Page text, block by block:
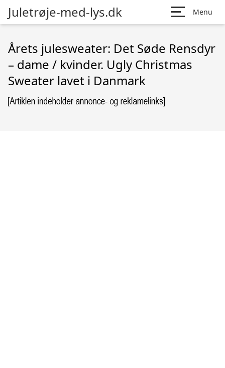
Juletrøje-med-lys.dk Menu
Årets julesweater: Det Søde Rensdyr
– dame / kvinder. Ugly Christmas
Sweater lavet i Danmark